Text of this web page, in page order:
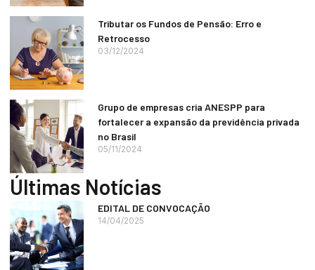
Tributar os Fundos de Pensão: Erro e
Retrocesso
03/12/2024
Grupo de empresas cria ANESPP para
fortalecer a expansão da previdência privada
no Brasil
05/11/2024
Últimas Notícias
EDITAL DE CONVOCAÇÃO
14/04/2025